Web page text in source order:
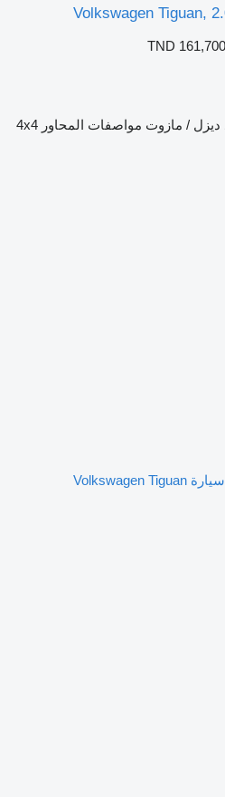
Volkswagen Tiguan,
TND
ديزل / مازوت مواصفات المحاور 4x4
سيارة Volkswagen Tiguan